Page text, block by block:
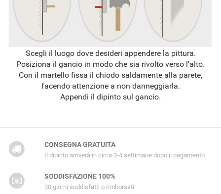
Scegli il luogo dove desideri appendere la pittura.
Posiziona il gancio in modo che sia rivolto verso l'alto.
Con il martello fissa il chiodo saldamente alla parete,
facendo attenzione a non danneggiarla.
Appendi il dipinto sul gancio.
CONSEGNA GRATUITA
Il dipinto arriverà in circa 3-4 settimane dopo il pagamento.
SODDISFAZIONE 100%
30 giorni soddisfatti o rimborsati.